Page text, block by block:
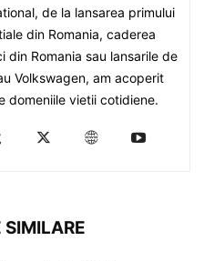
de la lansarea primului
din Romania, caderea
din Romania sau lansarile de
Volkswagen, am acoperit
domeniile vietii cotidiene.